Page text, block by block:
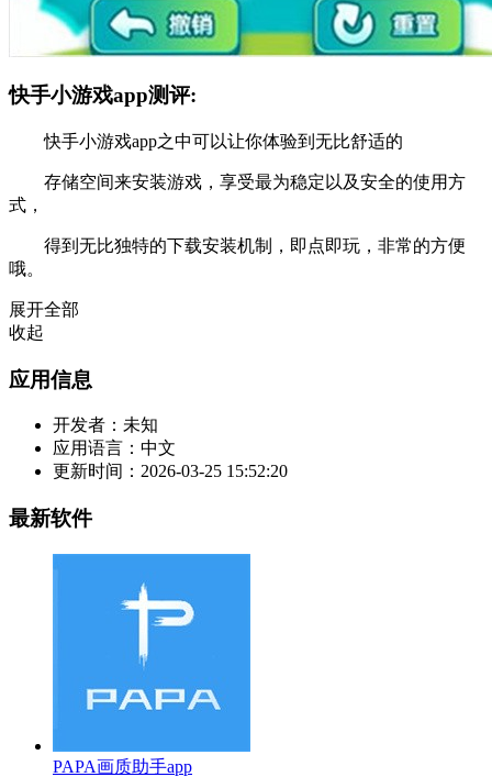
快手小游戏app测评:
快手小游戏app之中可以让你体验到无比舒适的
存储空间来安装游戏，享受最为稳定以及安全的使用方
式，
得到无比独特的下载安装机制，即点即玩，非常的方便
哦。
展开全部
收起
应用信息
开发者： 未知
应用语言： 中文
更新时间： 2026-03-25 15:52:20
最新软件
PAPA画质助手app